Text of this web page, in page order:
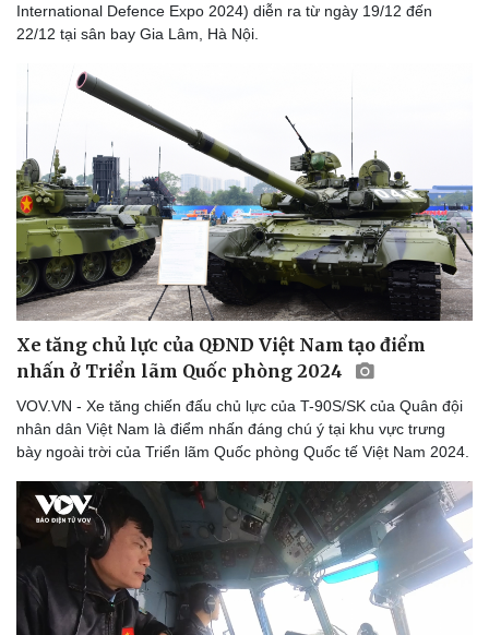
International Defence Expo 2024) diễn ra từ ngày 19/12 đến
22/12 tại sân bay Gia Lâm, Hà Nội.
Xe tăng chủ lực của QĐND Việt Nam tạo điểm
nhấn ở Triển lãm Quốc phòng 2024
VOV.VN - Xe tăng chiến đấu chủ lực của T-90S/SK của Quân đội
nhân dân Việt Nam là điểm nhấn đáng chú ý tại khu vực trưng
bày ngoài trời của Triển lãm Quốc phòng Quốc tế Việt Nam 2024.